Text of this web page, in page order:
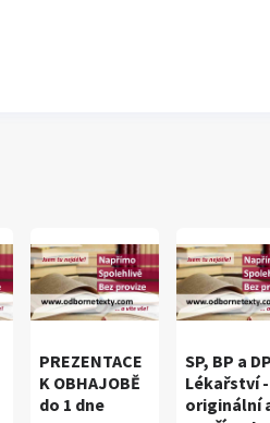
PREZENTACE
K OBHAJOBĚ
do 1 dne
SP, BP a
Lékařství -
originální